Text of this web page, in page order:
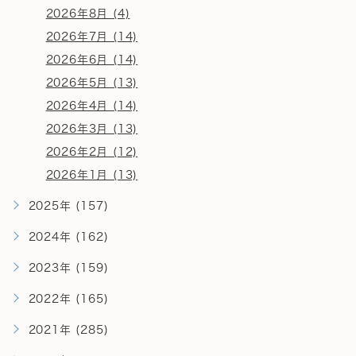
2026年8月 (4)
2026年7月 (14)
2026年6月 (14)
2026年5月 (13)
2026年4月 (14)
2026年3月 (13)
2026年2月 (12)
2026年1月 (13)
2025年 (157)
2024年 (162)
2023年 (159)
2022年 (165)
2021年 (285)